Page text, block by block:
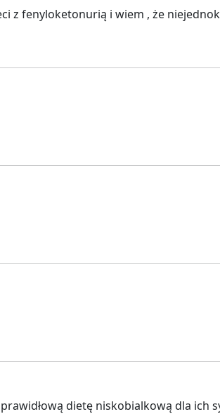
z fenyloketonurią i wiem , że
dietę niskobialkową dla ich